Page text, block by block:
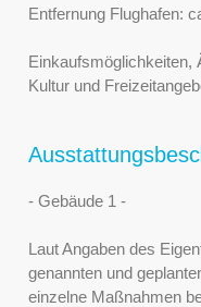
Entfernung Flughafen:
Einkaufsmöglichkeiten,
Kultur und
- Gebäude 1 -
Laut Angaben des
genannten und
einzelne Maßnahmen